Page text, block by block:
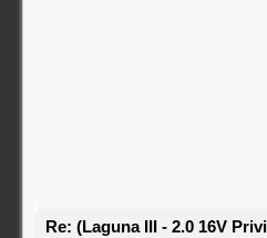
Re: (Laguna III - 2.0 16V